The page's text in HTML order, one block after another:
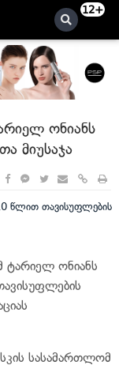
12+
ონიანს
მიუსაჯა
ტარიელ ონიანს
სასამართლომ